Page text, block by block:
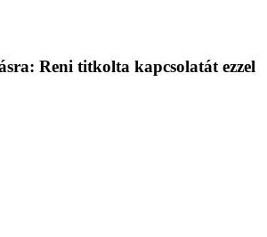
Reni titkolta kapcsolatát ezzel